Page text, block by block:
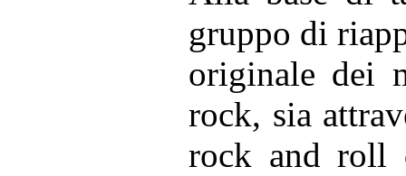
gruppo di
originale dei
rock, sia
rock and roll